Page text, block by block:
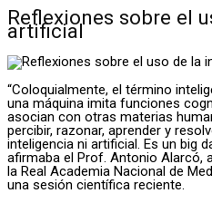
Reflexiones sobre el
artificial
“Coloquialmente, el término
una máquina imita funciones
asocian con otras materias
percibir, razonar, aprender y
inteligencia ni artificial. Es un big
afirmaba el Prof. Antonio Alarcó,
la Real Academia Nacional de
una sesión científica reciente.